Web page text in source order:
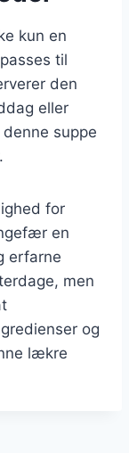
kun en
til
den
eller
suppe
for
en
erfarne
men
og
lækre